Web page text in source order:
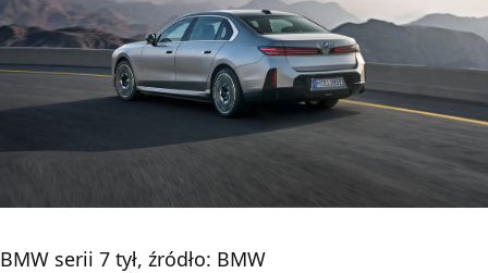
BMW serii 7 tył, źródło: BMW